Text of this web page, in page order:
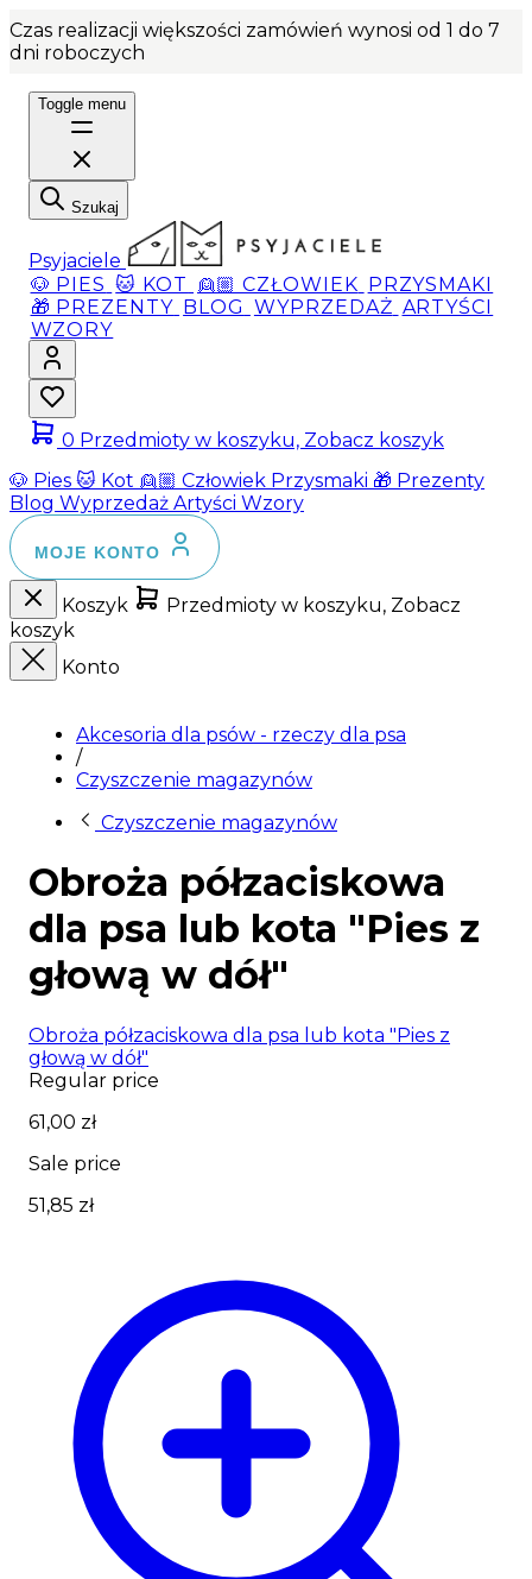
Czas realizacji większości zamówień wynosi od 1 do 7
dni roboczych
Toggle menu
Szukaj
Psyjaciele
🐶 PIES 🐱 KOT 👱🏼 CZŁOWIEK PRZYSMAKI
🎁 PREZENTY BLOG WYPRZEDAŻ ARTYŚCI
WZORY
0 Przedmioty w koszyku, Zobacz koszyk
🐶 Pies 🐱 Kot 👱🏼 Człowiek Przysmaki 🎁 Prezenty
Blog Wyprzedaż Artyści Wzory
MOJE KONTO
Koszyk
Przedmioty w koszyku, Zobacz
koszyk
Konto
Akcesoria dla psów - rzeczy dla psa
/
Czyszczenie magazynów
Czyszczenie magazynów
Obroża półzaciskowa
dla psa lub kota "Pies z
głową w dół"
Obroża półzaciskowa dla psa lub kota "Pies z
głową w dół"
Regular price
61,00 zł
Sale price
51,85 zł